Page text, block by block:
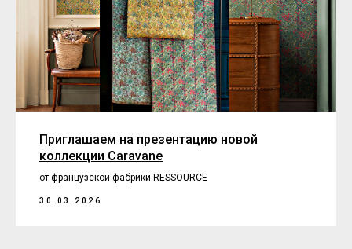
Приглашаем на презентацию новой
коллекции Caravane
от французской фабрики RESSOURCE
30.03.2026